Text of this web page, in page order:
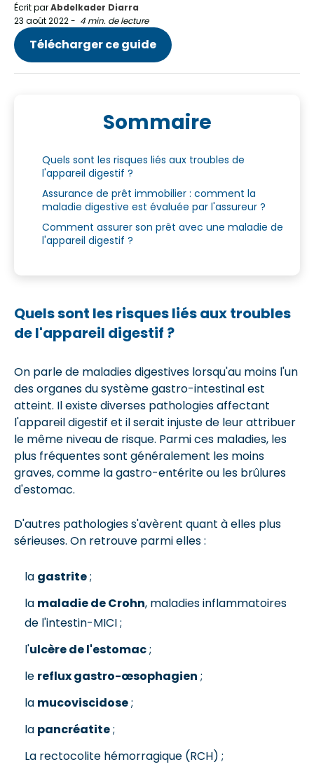
Écrit parAbdelkader Diarra
23 août 2022- 4 min. de lecture
Télécharger ce guide
Sommaire
Quels sont les risques liés aux troubles de
l'appareil digestif ?
Assurance de prêt immobilier : comment la
maladie digestive est évaluée par l'assureur ?
Comment assurer son prêt avec une maladie de
l'appareil digestif ?
Quels sont les risques liés aux troubles
de l'appareil digestif ?
On parle de maladies digestives lorsqu'au moins l'un
des organes du système gastro-intestinal est
atteint. Il existe diverses pathologies affectant
l'appareil digestif et il serait injuste de leur attribuer
le même niveau de risque. Parmi ces maladies, les
plus fréquentes sont généralement les moins
graves, comme la gastro-entérite ou les brûlures
d'estomac.
D'autres pathologies s'avèrent quant à elles plus
sérieuses. On retrouve parmi elles :
la gastrite;
la maladie de Crohn, maladies inflammatoires
de l'intestin-MICI ;
l'ulcère de l'estomac;
le reflux gastro-œsophagien ;
la mucoviscidose;
la pancréatite;
La rectocolite hémorragique (RCH) ;